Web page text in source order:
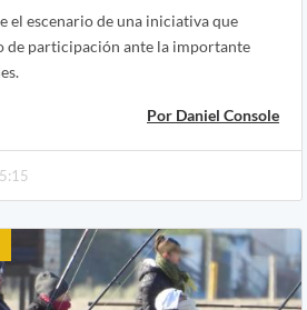
el escenario de una iniciativa que
de participación ante la importante
Por Daniel Console